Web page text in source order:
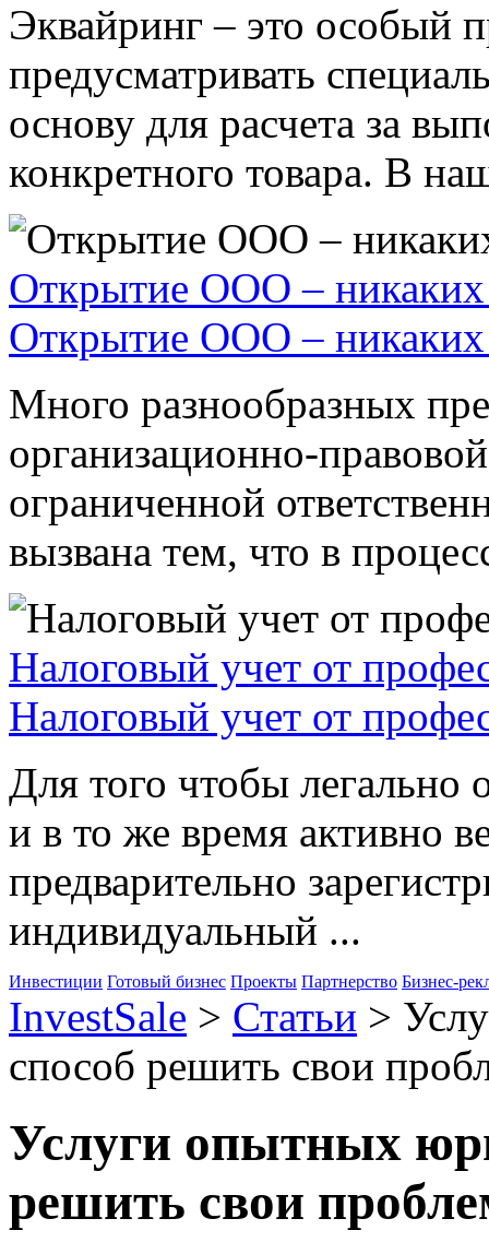
Эквайринг – это особый
предусматривать
основу для расчета за
конкретного товара. В
Открытие ООО – никаких
Открытие ООО – никаких
Много разнообразных
организационно-
ограниченной
вызвана тем, что в
Налоговый учет от
Налоговый учет от
Для того чтобы легально
и в то же время активно
предварительно
индивидуальный ...
Инвестиции Готовый бизнес Проекты Партнерство Бизнес-
InvestSale > Статьи >
способ решить свои
Услуги опытных
решить свои